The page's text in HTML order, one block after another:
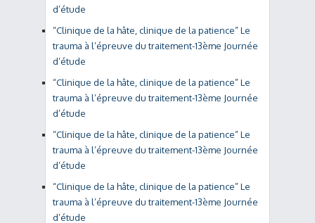
d’étude
“Clinique de la hâte, clinique de la patience” Le
trauma à l’épreuve du traitement-13ème Journée
d’étude
“Clinique de la hâte, clinique de la patience” Le
trauma à l’épreuve du traitement-13ème Journée
d’étude
“Clinique de la hâte, clinique de la patience” Le
trauma à l’épreuve du traitement-13ème Journée
d’étude
“Clinique de la hâte, clinique de la patience” Le
trauma à l’épreuve du traitement-13ème Journée
d’étude